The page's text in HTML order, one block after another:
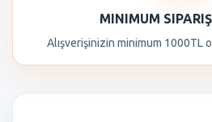
MINIMUM
Alışverişinizin minimum 1000TL